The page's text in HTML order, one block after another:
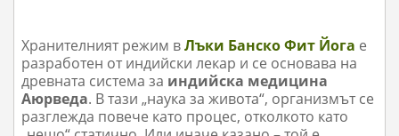
Хранителният режим вЛъки Банско Фит Йога е
разработен от индийски лекар и се основава на
древната система за индийска медицина
Аюрведа. В тази „наука за живота“, организмът се
разглежда повече като процес, отколкото като